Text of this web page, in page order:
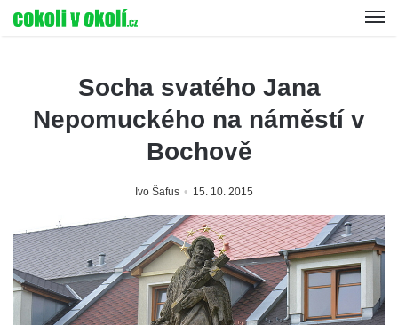
Socha svatého Jana
Nepomuckého na náměstí v
Bochově
Ivo Šafus 15. 10. 2015